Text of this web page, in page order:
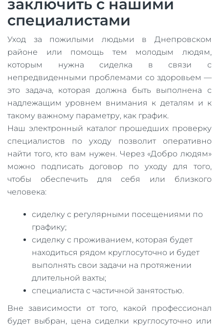
заключить с нашими
специалистами
Уход за пожилыми людьми в Днепровском
районе или помощь тем молодым людям,
которым нужна сиделка в связи с
непредвиденными проблемами со здоровьем —
это задача, которая должна быть выполнена с
надлежащим уровнем внимания к деталям и к
такому важному параметру, как график.
Наш электронный каталог прошедших проверку
специалистов по уходу позволит оперативно
найти того, кто вам нужен. Через «Добро людям»
можно подписать договор по уходу для того,
чтобы обеспечить для себя или близкого
человека:
сиделку с регулярными посещениями по
графику;
сиделку с проживанием, которая будет
находиться рядом круглосуточно и будет
выполнять свои задачи на протяжении
длительной вахты;
специалиста с частичной занятостью.
Вне зависимости от того, какой профессионал
будет выбран, цена сиделки круглосуточно или